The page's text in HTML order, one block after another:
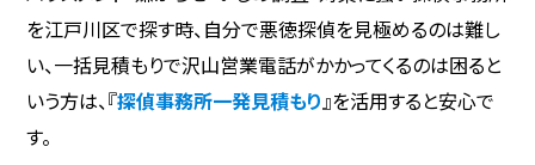
を江戸川区で探す時、自分で悪徳探偵を見極めるのは難し
い、一括見積もりで沢山営業電話がかかってくるのは困ると
いう方は、『探偵事務所一発見積もり 』を活用すると安心で
す。